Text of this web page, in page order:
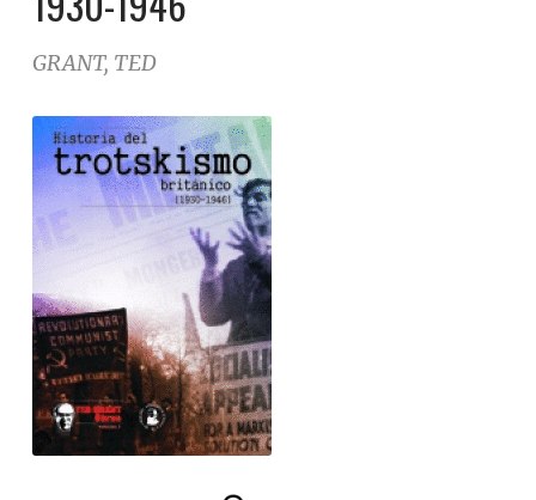
GRANT, TED